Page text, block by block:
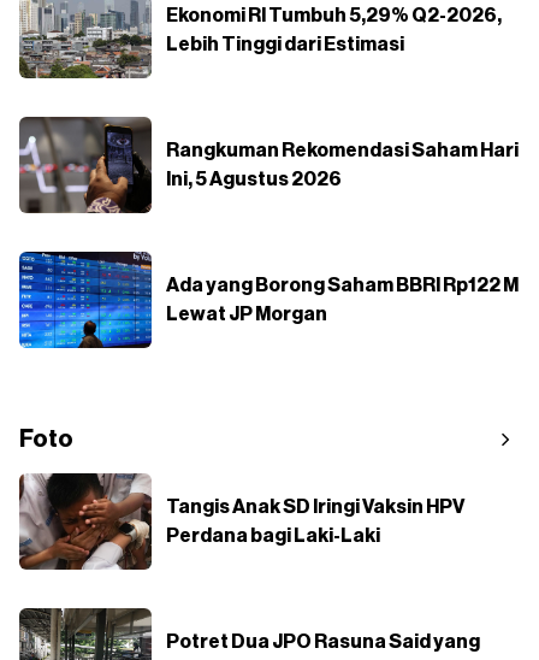
Ekonomi RI Tumbuh 5,29% Q2-2026,
Lebih Tinggi dari Estimasi
Rangkuman Rekomendasi Saham Hari
Ini, 5 Agustus 2026
Ada yang Borong Saham BBRI Rp122 M
Lewat JP Morgan
Foto
Tangis Anak SD Iringi Vaksin HPV
Perdana bagi Laki-Laki
Potret Dua JPO Rasuna Said yang